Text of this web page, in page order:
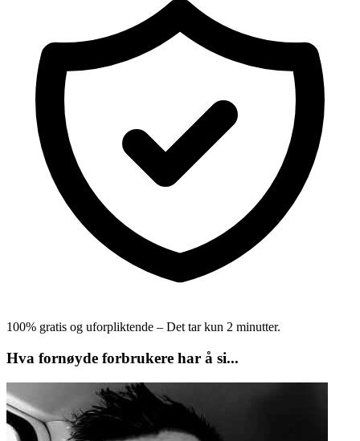
100% gratis og uforpliktende – Det tar kun 2 minutter.
Hva fornøyde forbrukere har å si...